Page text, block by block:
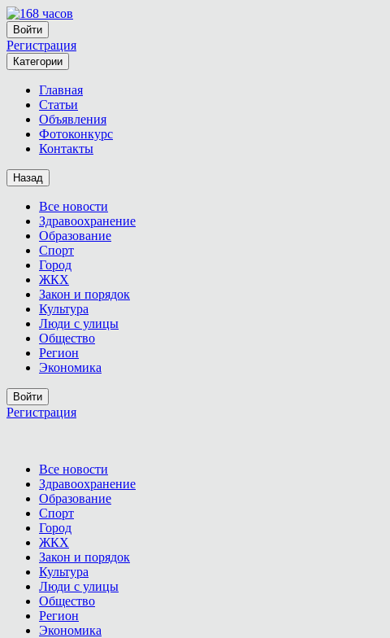
Войти
Регистрация
Категории
Главная
Статьи
Объявления
Фотоконкурс
Контакты
Назад
Все новости
Здравоохранение
Образование
Спорт
Город
ЖКХ
Закон и порядок
Культура
Люди с улицы
Общество
Регион
Экономика
Войти
Регистрация
Все новости
Здравоохранение
Образование
Спорт
Город
ЖКХ
Закон и порядок
Культура
Люди с улицы
Общество
Регион
Экономика